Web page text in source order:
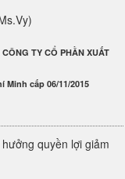
TY CỔ PHẦN XUẤT
Minh cấp 06/11/2015
quyền lợi giảm